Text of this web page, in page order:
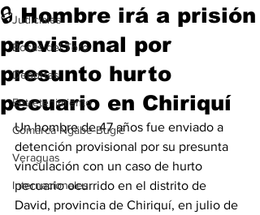
Judiciales
Bocas del Toro
Deportes
Entretenimiento
Comarca Ngäbe-Buglé
Veraguas
Internacionales
🔒 Hombre irá a prisión
provisional por
presunto hurto
pecuario en Chiriquí
Un hombre de 47 años fue enviado a
detención provisional por su presunta
vinculación con un caso de hurto
pecuario ocurrido en el distrito de
David, provincia de Chiriquí, en julio de